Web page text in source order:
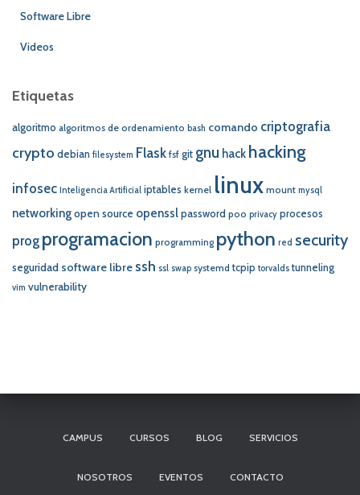
Software Libre
Videos
Etiquetas
algoritmo algoritmos de ordenamiento bash comando criptografia
crypto debian filesystem Flask fsf git gnu hack hacking
infosec Inteligencia Artificial iptables kernel linux mount mysql
networkingopen source openssl password poo privacy procesos
prog programacion programming python red security
seguridad software libre ssh ssl swap systemd tcpip torvalds tunneling
vim vulnerability
CAMPUS CURSOS BLOG SERVICIOS
NOSOTROS EVENTOS CONTACTO